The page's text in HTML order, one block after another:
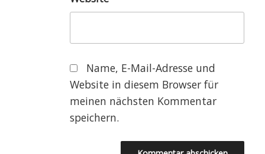
Name, E-Mail-Adresse und
Website in diesem Browser für
meinen nächsten Kommentar
speichern.